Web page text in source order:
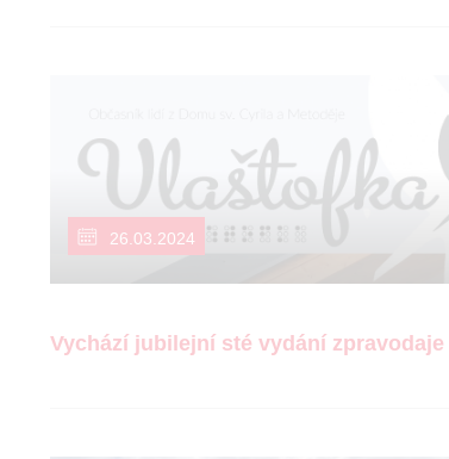
26.03.2024
Vychází jubilejní sté vydání